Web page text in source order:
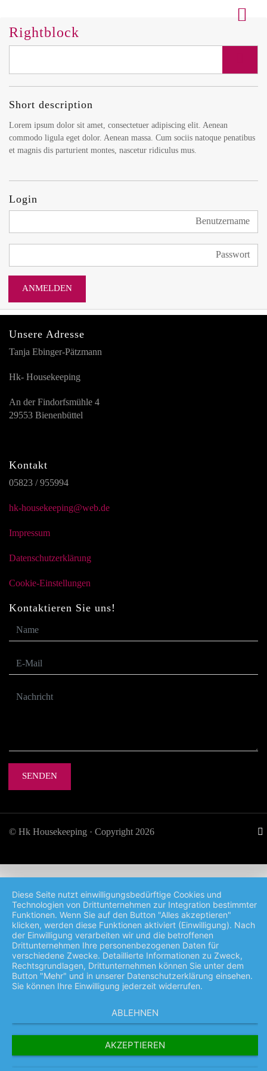
Rightblock
Short description
Lorem ipsum dolor sit amet, consectetuer adipiscing elit. Aenean
commodo ligula eget dolor. Aenean massa. Cum sociis natoque penatibus
et magnis dis parturient montes, nascetur ridiculus mus.
Login
Benutzername
Passwort
ANMELDEN
Unsere Adresse
Tanja Ebinger-Pätzmann
Hk- Housekeeping
An der Findorfsmühle 4
29553 Bienenbüttel
Kontakt
05823 / 955994
hk-housekeeping@web.de
Impressum
Datenschutzerklärung
Cookie-Einstellungen
Kontaktieren Sie uns!
SENDEN
© Hk Housekeeping · Copyright 2026
Diese Seite nutzt einwilligungsbedürftige Cookies und
Technologien von Drittunternehmen zur Integration bestimmter
Funktionen. Wenn Sie auf den Button "Alles akzeptieren"
klicken, werden diese Funktionen aktiviert (Einwilligung). Nach
der Einwilligung verarbeiten wir und die betroffenen
Drittunternehmen Ihre personenbezogenen Daten für
verschiedene Zwecke. Detaillierte Informationen zu Zweck,
Rechtsgrundlagen, Drittunternehmen können Sie unter dem
Button "Mehr" und in unserer Datenschutzerklärung einsehen.
Sie können Ihre Einwilligung jederzeit widerrufen.
ABLEHNEN
AKZEPTIEREN